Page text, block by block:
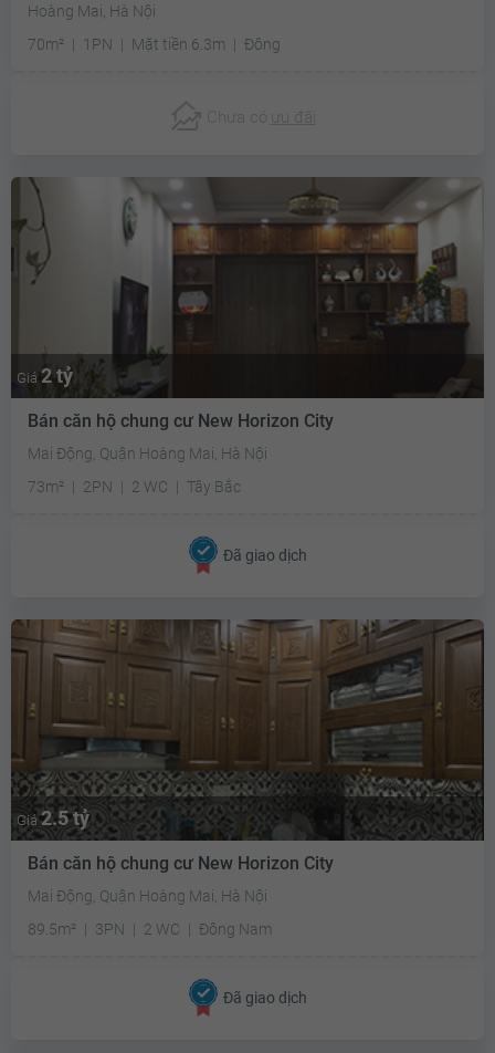
Hoàng Mai, Hà Nội
70m²
1PN Mặt tiền 6.3m Đông
Chưa có ưu đãi
Giá 2 tỷ
Bán căn hộ chung cư New Horizon City
Mai Động, Quận Hoàng Mai, Hà Nội
73m²
2PN 2 WC Tây Bắc
Đã giao dịch
Giá2.5 tỷ
Bán căn hộ chung cư New Horizon City
Mai Động, Quận Hoàng Mai, Hà Nội
89.5m²
3PN 2 WC Đông Nam
Đã giao dịch